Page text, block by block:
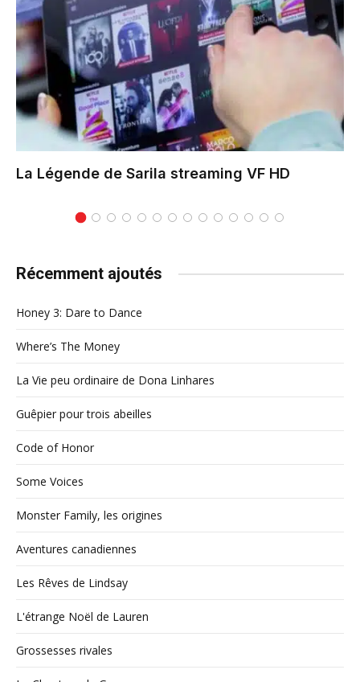
La Légende de Sarila streaming VF HD
Récemment ajoutés
Honey 3: Dare to Dance
Where’s The Money
La Vie peu ordinaire de Dona Linhares
Guêpier pour trois abeilles
Code of Honor
Some Voices
Monster Family, les origines
Aventures canadiennes
Les Rêves de Lindsay
L'étrange Noël de Lauren
Grossesses rivales